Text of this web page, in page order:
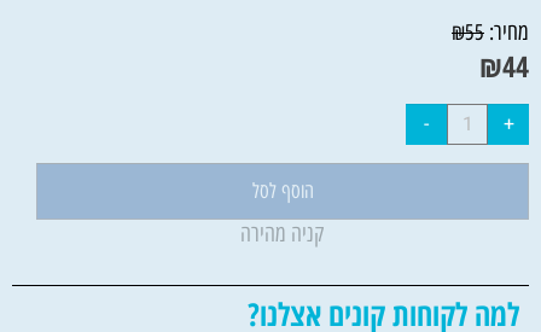
מחיר:
₪55
₪44
הוסף לסל
קניה מהירה
למה לקוחות קונים אצלנו?